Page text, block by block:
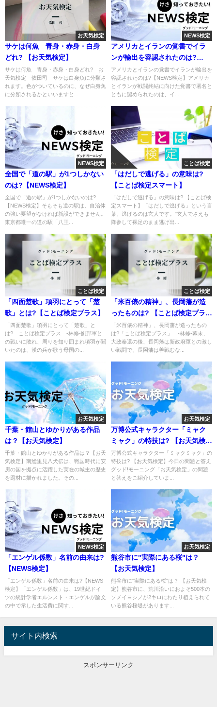
お天気検定
サケは何魚 青身・赤身・白身
どれ? 【お天気検定】
サケは何魚 青身・赤身・白身どれ? お
天気検定 依田司 サケは白身魚に分類さ
れます。色がついているのに、なぜ白身魚
に分類されるかといいますと...
NEWS検定
アメリカとイランの覚書でイラ
ンが輸出を容認されたのは?
【NEWS検定】
アメリカとイランの覚書でイランが輸出を
容認されたのは?【NEWS検定】アメリカ
とイランが戦闘終結に向けた覚書で署名と
ともに認められたのは、イ...
NEWS検定
全国で「道の駅」が1つしかない
のは?【NEWS検定】
全国で「道の駅」が1つしかないのは?
【NEWS検定】そもそも道の駅は、自治体
の強い要望がなければ新設ができません。
東京都唯一の道の駅「八王...
ことば検定
「はだしで逃げる」の意味は?
【ことば検定スマート】
「はだしで逃げる」の意味は? 【ことば検
定スマート】「はだしで逃げる」という言
葉、逃げるのは玄人です。"玄人でさえも
降参して裸足のまま逃げ出...
ことば検定
「四面楚歌」項羽にとって「楚
歌」とは?【ことば検定プラス】
「四面楚歌」項羽にとって「楚歌」と
は? ことば検定プラス -林修-劉邦軍と
の戦いに敗れ、周りを知り囲まれ項羽が聞
いたのは、漢の兵が歌う母国の...
ことば検定
「米百俵の精神」、長岡藩が造
ったものは? 【ことば検定プラ
ス】
「米百俵の精神」、長岡藩が造ったもの
は?「ことば検定プラス」 -林修-幕末、
大政奉還の後、長岡藩は新政府軍との激し
い戦闘で、長岡藩は善戦むな...
お天気検定
千葉・館山とゆかりがある作品
は？【お天気検定】
千葉・館山とゆかりがある作品は？【お天
気検定】南総里見八犬伝は、戦国時代に安
房の国を拠点に活躍した実在の城主の歴史
を題材に描かれました。その...
お天気検定
万博公式キャラクター「ミャク
ミャク」の特技は? 【お天気検
定】
万博公式キャラクター「ミャクミャク」の
特技は? 【お天気検定】今日の問題と答え
グッド!モーニング「お天気検定」の問題
と答えをご紹介していま...
NEWS検定
「エンゲル係数」名前の由来は?
【NEWS検定】
「エンゲル係数」名前の由来は?【NEWS
検定】「エンゲル係数」は、19世紀ドイ
ツの統計学者エルンスト・エンゲルが論文
の中で示した生活費に関す...
お天気検定
熊谷市に"実際にある桜"は？
【お天気検定】
熊谷市に"実際にある桜"は？ 【お天気検
定】熊谷市に、荒川沿いにおよそ500本の
ソメイヨシノが2キロにわたり植えられて
いる熊谷桜堤があります...
サイト内検索
スポンサーリンク